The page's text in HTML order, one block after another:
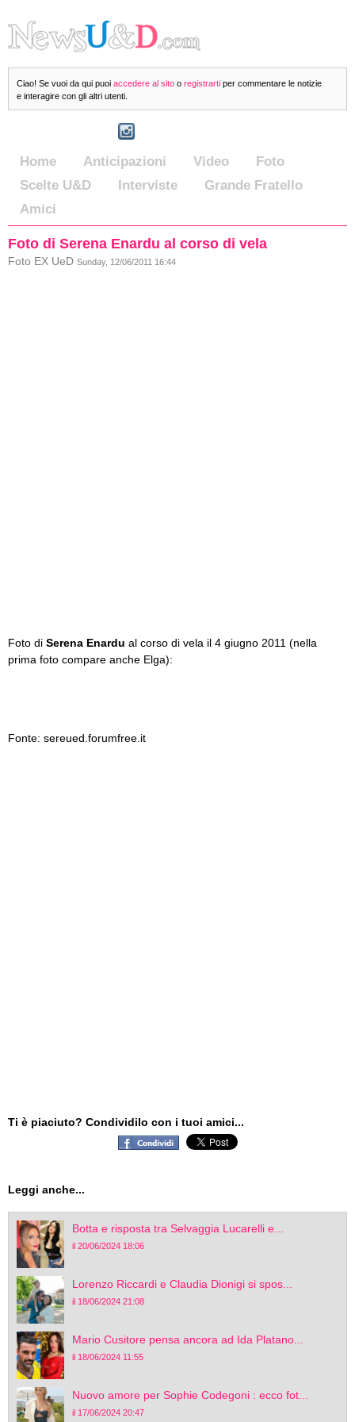
Ciao! Se vuoi da qui puoi accedere al sito o registrarti per commentare le notizie
e interagire con gli altri utenti.
Home Anticipazioni Video
Foto
Scelte U&D
Interviste
Grande Fratello
Amici
Foto di Serena Enardu al corso di vela
Foto EX UeD Sunday, 12/06/2011 16:44
Foto di Serena Enardu al corso di vela il 4 giugno 2011 (nella
prima foto compare anche Elga):
Fonte: sereued.forumfree.it
Ti è piaciuto? Condividilo con i tuoi amici...
Leggi anche...
Botta e risposta tra Selvaggia Lucarelli e...
il 20/06/2024 18:06
Lorenzo Riccardi e Claudia Dionigi si spos...
il 18/06/2024 21:08
Mario Cusitore pensa ancora ad Ida Platano...
il 18/06/2024 11:55
Nuovo amore per Sophie Codegoni : ecco fot...
il 17/06/2024 20:47